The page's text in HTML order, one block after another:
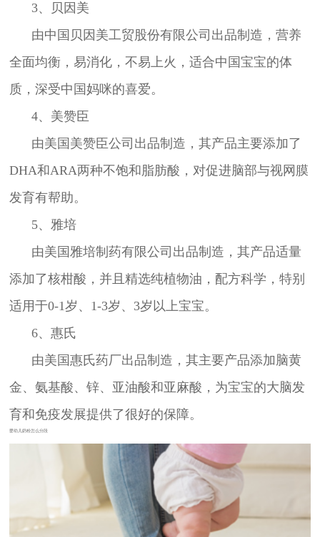
3、贝因美
由中国贝因美工贸股份有限公司出品制造，营养
全面均衡，易消化，不易上火，适合中国宝宝的体
质，深受中国妈咪的喜爱。
4、美赞臣
由美国美赞臣公司出品制造，其产品主要添加了
DHA和ARA两种不饱和脂肪酸，对促进脑部与视网膜
发育有帮助。
5、雅培
由美国雅培制药有限公司出品制造，其产品适量
添加了核柑酸，并且精选纯植物油，配方科学，特别
适用于0-1岁、1-3岁、3岁以上宝宝。
6、惠氏
由美国惠氏药厂出品制造，其主要产品添加脑黄
金、氨基酸、锌、亚油酸和亚麻酸，为宝宝的大脑发
育和免疫发展提供了很好的保障。
婴幼儿奶粉怎么分段